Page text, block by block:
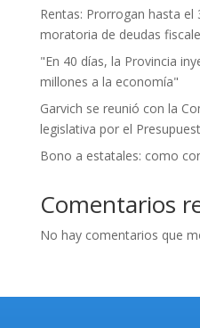
Rentas: Prorrogan hasta el
moratoria de deudas
"En 40 días, la Provincia
millones a la economía"
Garvich se reunió con la
legislativa por el
Bono a estatales: como
Comentarios
No hay comentarios que